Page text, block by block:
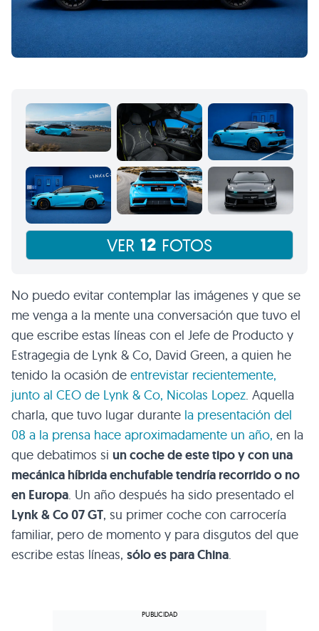
VER 12 FOTOS
No puedo evitar contemplar las imágenes y que se
me venga a la mente una conversación que tuvo el
que escribe estas líneas con el Jefe de Producto y
Estragegia de Lynk & Co, David Green, a quien he
tenido la ocasión de entrevistar recientemente,
junto al CEO de Lynk & Co, Nicolas Lopez. Aquella
charla, que tuvo lugar durante la presentación del
08 a la prensa hace aproximadamente un año, en la
que debatimos si un coche de este tipo y con una
mecánica híbrida enchufable tendría recorrido o no
en Europa. Un año después ha sido presentado el
Lynk & Co 07 GT, su primer coche con carrocería
familiar, pero de momento y para disgutos del que
escribe estas líneas, sólo es para China.